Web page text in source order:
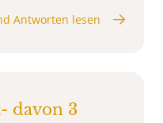
Antworten lesen
davon 3